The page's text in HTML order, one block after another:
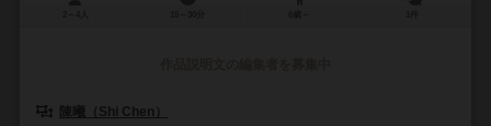
陳曦（Shi Chen）